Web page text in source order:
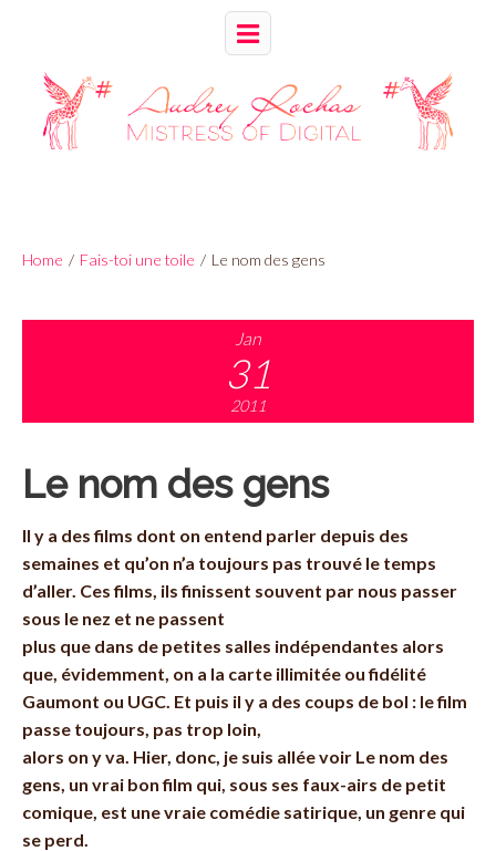
Home / Fais-toi une toile / Le nom des gens
Jan
31
2011
Le nom des gens
Il y a des films dont on entend parler depuis des
semaines et qu’on n’a toujours pas trouvé le temps
d’aller. Ces films, ils finissent souvent par nous passer
sous le nez et ne passent
plus que dans de petites salles indépendantes alors
que, évidemment, on a la carte illimitée ou fidélité
Gaumont ou UGC. Et puis il y a des coups de bol : le film
passe toujours, pas trop loin,
alors on y va. Hier, donc, je suis allée voir Le nom des
gens, un vrai bon film qui, sous ses faux-airs de petit
comique, est une vraie comédie satirique, un genre qui
se perd.